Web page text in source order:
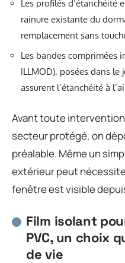
Les profilés d’étanchéité
rainure existante du
remplacement sans
Les bandes comprimées
ILLMOD), posées dans
assurent l’étanchéité à
Avant toute
secteur protégé, on
préalable. Même un
extérieur peut
fenêtre est visible
Film isolant
PVC, un choix
de vie